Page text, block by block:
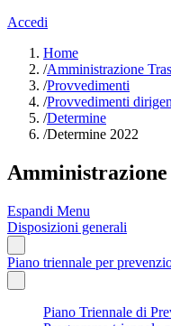
Accedi
Home
/Amministrazione
/Provvedimenti
/Provvedimenti
/Determine
/Determine 2022
Espandi Menu
Disposizioni generali
Piano triennale per
Piano Triennale di